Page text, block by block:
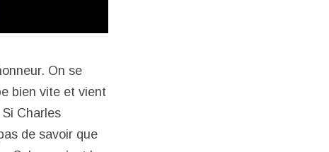
On se
bien vite et vient
Si Charles
de savoir que